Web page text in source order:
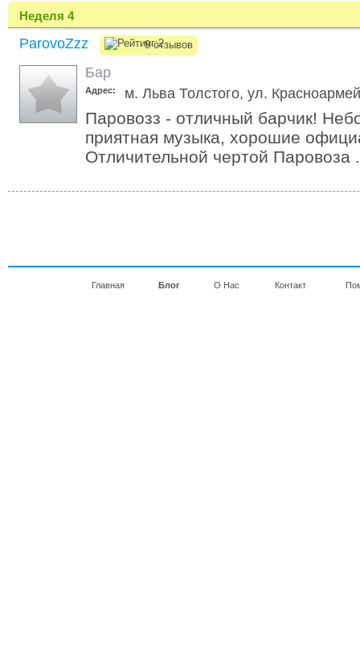
Неделя 4
ParovoZzz 9 отзывов
Бар
Адрес: м. Льва Толстого, ул.
Паровозз - отличный барчик!
приятная музыка, хорошие
Отличительной чертой Паровоза
Главная Блог О Нас Контакт